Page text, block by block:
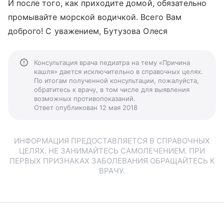
И после того, как приходите домой, обязательно
промывайте морской водичкой. Всего Вам
доброго! С уважением, Бутузова Олеся
Консультация врача педиатра на тему «Причина
кашля» дается исключительно в справочных целях.
По итогам полученной консультации, пожалуйста,
обратитесь к врачу, в том числе для выявления
возможных противопоказаний.
Ответ опубликован 12 мая 2018
ИНФОРМАЦИЯ ПРЕДОСТАВЛЯЕТСЯ В СПРАВОЧНЫХ
ЦЕЛЯХ. НЕ ЗАНИМАЙТЕСЬ САМОЛЕЧЕНИЕМ. ПРИ
ПЕРВЫХ ПРИЗНАКАХ ЗАБОЛЕВАНИЯ ОБРАЩАЙТЕСЬ К
ВРАЧУ.